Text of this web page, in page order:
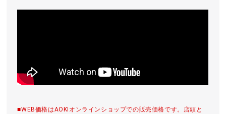
■WEB価格はAOKIオンラインショップでの販売価格です。店頭と